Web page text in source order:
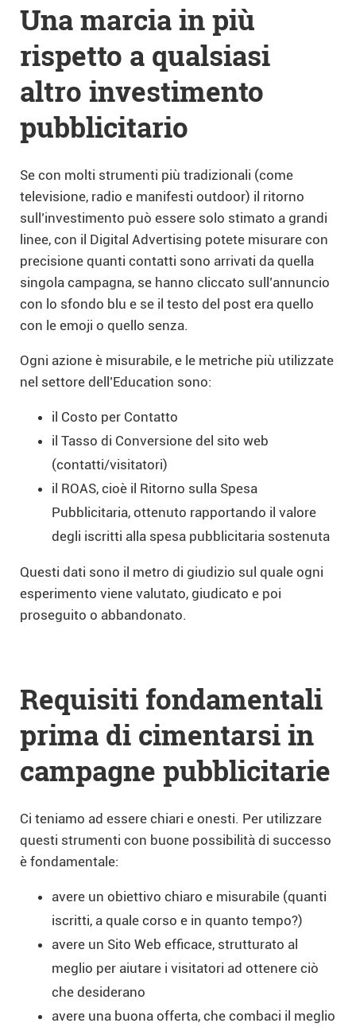
Una marcia in più
rispetto a qualsiasi
altro investimento
pubblicitario
Se con molti strumenti più tradizionali (come
televisione, radio e manifesti outdoor) il ritorno
sull’investimento può essere solo stimato a grandi
linee, con il Digital Advertising potete misurare con
precisione quanti contatti sono arrivati da quella
singola campagna, se hanno cliccato sull’annuncio
con lo sfondo blu e se il testo del post era quello
con le emoji o quello senza.
Ogni azione è misurabile, e le metriche più utilizzate
nel settore dell’Education sono:
il Costo per Contatto
il Tasso di Conversione del sito web
(contatti/visitatori)
il ROAS, cioè il Ritorno sulla Spesa
Pubblicitaria, ottenuto rapportando il valore
degli iscritti alla spesa pubblicitaria sostenuta
Questi dati sono il metro di giudizio sul quale ogni
esperimento viene valutato, giudicato e poi
proseguito o abbandonato.
Requisiti fondamentali
prima di cimentarsi in
campagne pubblicitarie
Ci teniamo ad essere chiari e onesti. Per utilizzare
questi strumenti con buone possibilità di successo
è fondamentale:
avere un obiettivo chiaro e misurabile (quanti
iscritti, a quale corso e in quanto tempo?)
avere un Sito Web efficace, strutturato al
meglio per aiutare i visitatori ad ottenere ciò
che desiderano
avere una buona offerta, che combaci il meglio